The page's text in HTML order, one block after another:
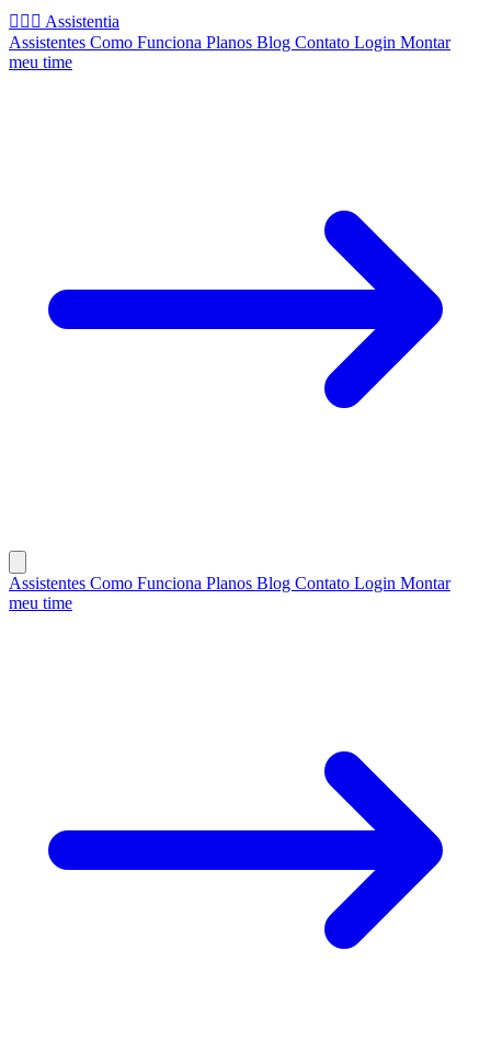
🧚🏻‍♂️ Assistentia
Assistentes Como Funciona Planos Blog Contato Login Montar
meu time
Assistentes Como Funciona Planos Blog Contato Login Montar
meu time